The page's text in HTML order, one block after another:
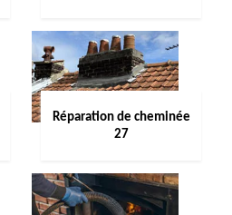
Réparation de cheminée
27